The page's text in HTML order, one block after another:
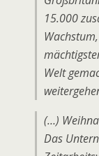
15.000
Welt
(…)
Das